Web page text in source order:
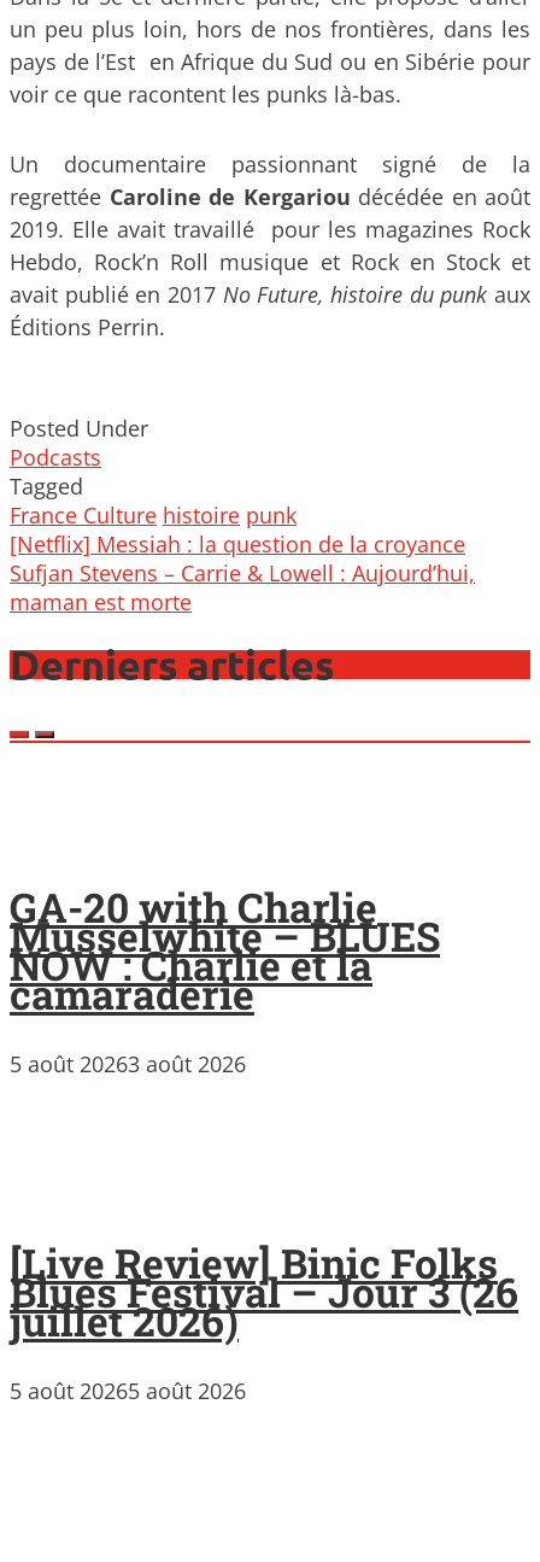
un peu plus loin, hors de nos frontières, dans les
pays de l’Est en Afrique du Sud ou en Sibérie pour
voir ce que racontent les punks là-bas.
Un documentaire passionnant signé de la
regrettée Caroline de Kergariou décédée en août
2019. Elle avait travaillé pour les magazines Rock
Hebdo, Rock’n Roll musique et Rock en Stock et
avait publié en 2017 No Future, histoire du punk aux
Éditions Perrin.
Posted Under
Podcasts
Tagged
France Culture histoire punk
Post
navigation
[Netflix] Messiah : la question de la croyance
Sufjan Stevens – Carrie & Lowell : Aujourd’hui,
maman est morte
Derniers articles
GA-20 with Charlie
Musselwhite – BLUES
NOW : Charlie et la
camaraderie
5 août 20263 août 2026
[Live Review] Binic Folks
Blues Festival – Jour 3 (26
juillet 2026)
5 août 20265 août 2026